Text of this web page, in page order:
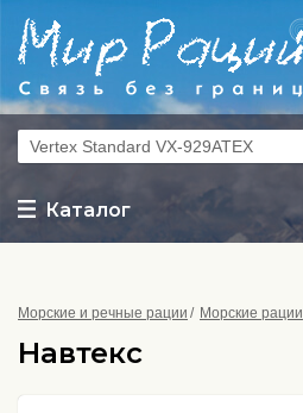
Каталог
Морские и речные рации Морские рации
Навтекс